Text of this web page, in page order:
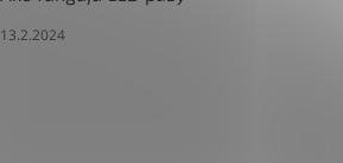
13.2.2024